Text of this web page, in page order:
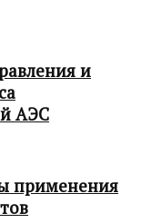
и
АЭС
применения